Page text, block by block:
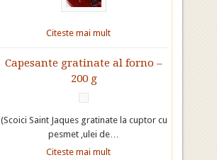
Citeste mai mult
Capesante gratinate al forno –
200 g
(Scoici Saint Jaques gratinate la cuptor cu
pesmet ,ulei de…
Citeste mai mult